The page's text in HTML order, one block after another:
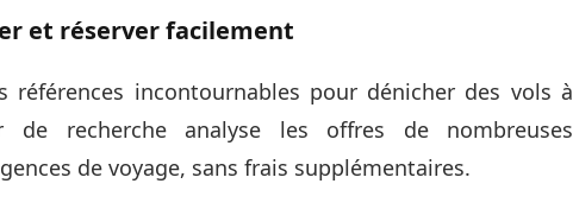
et réserver facilement
incontournables pour dénicher des vols à
recherche analyse les offres de nombreuses
de voyage, sans frais supplémentaires.